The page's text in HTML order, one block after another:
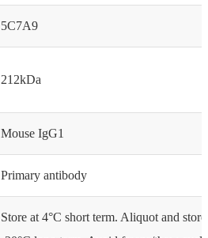
5C7A9
212kDa
Mouse IgG1
Primary antibody
Store at 4°C short term. Aliquot and store